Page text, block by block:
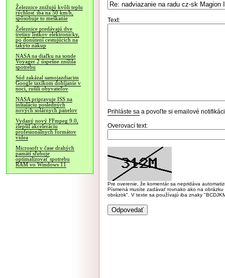
Železnice znižujú kvôli teplu
rýchlosť iba na 50 km/h,
spôsobuje to meškanie
Železnice predávajú dve
tretiny lístkov elektronicky,
po donútení cestujúcich na
takýto nákup
NASA na diaľku na sonde
Voyager 2 úspešne znížila
spotrebu
Súd zakázal samojazdiacim
Google taxíkom dobíjanie v
noci, rušili obyvateľov
NASA pripravuje ISS na
inštaláciu posledných
nových solárnych panelov
Vydaný nový FFmpeg 9.0,
zlepšil akceleráciu
profesionálnych formátov
videa
Microsoft v čase drahých
pamätí sľubuje
optimalizovať spotrebu
RAM vo Windows 11
Text:
Prihláste sa a povoľte si emailové
Overovací text:
Pre overenie, že komentár sa nepridáva
Písmená musíte zadávať rovnako ako na
obrázok". V texte sa používajú iba znaky